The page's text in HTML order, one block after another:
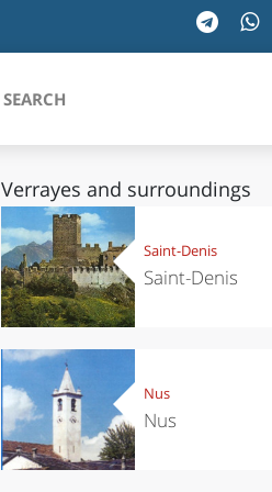
SICILIA
TOSCANA
TRENTINO-ALTO ADIGE
VALLE D'AOSTA
VENETO
SEARCH
Verrayes and surroundings
Saint-Denis
Saint-Denis
Nus
Nus